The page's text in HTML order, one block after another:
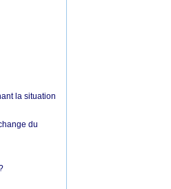
la situation
du